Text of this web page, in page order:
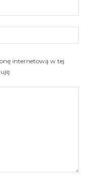
internetową w tej